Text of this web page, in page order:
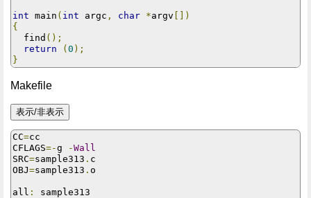
int main ( int argc , char *argv [])
{
  find
();
return
( 0 );
}
Makefile
CC=cc
CFLAGS=-g -Wall
SRC=sample313 . c
OBJ=sample313 . o
all : sample313